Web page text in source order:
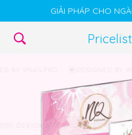
GIẢI PHÁP CHO